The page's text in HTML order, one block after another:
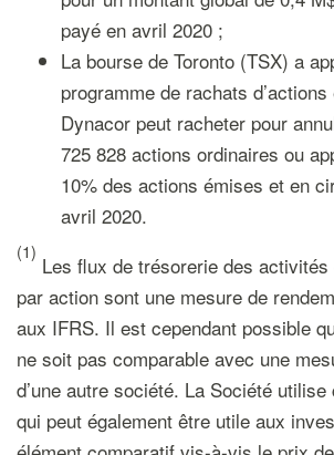
payé en avril 2020 ;
La bourse de Toronto (TSX) a
programme de rachats
Dynacor peut racheter pour
725 828 actions ordinaires ou
10% des actions émises et en
avril 2020.
(1)
Les flux de trésorerie des activités
par action sont une mesure de
aux IFRS. Il est cependant possible
ne soit pas comparable avec une
d’une autre société. La Société
qui peut également être utile aux